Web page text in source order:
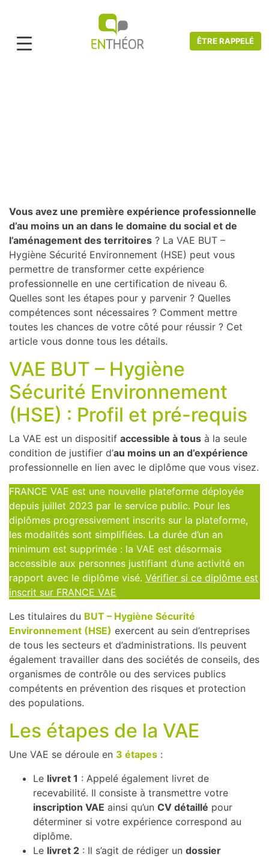
ÊTRE RAPPELÉ
Vous avez une première expérience professionnelle
d’au moins un an dans le domaine du social et de
l’aménagement des territoires ? La VAE BUT –
Hygiène Sécurité Environnement (HSE) peut vous
permettre de transformer cette expérience
professionnelle en une certification de niveau 6.
Quelles sont les étapes pour y parvenir ? Quelles
compétences sont nécessaires ? Comment mettre
toutes les chances de votre côté pour réussir ? Cet
article vous donne tous les détails.
VAE BUT – Hygiène
Sécurité Environnement
(HSE) : Profil et pré-requis
La VAE est un dispositif accessible à tous à la seule
condition de justifier d’au moins un an d’expérience
professionnelle en lien avec le diplôme que vous visez.
FRANCE VAE est une nouvelle plateforme déployée
depuis juillet 2023 par le service public. Pour les
diplômes progressivement inscrits sur la plateforme,
les modalités sont simplifiées. La durée d’un an
minimum est supprimée : la VAE est désormais
accessible aux personnes justifiant d’une activité en
rapport avec le diplôme visé. Vérifier si ce diplôme est
inscrit sur FRANCE VAE
Les titulaires du BUT – Hygiène Sécurité
Environnement (HSE) exercent au sein d’entreprises
de tous les secteurs et d’administrations. Ils peuvent
également travailler dans des sociétés de conseils, des
organismes de contrôle ou des services publics
compétents en prévention des risques et protection
des populations.
Les étapes de la VAE
Une VAE se déroule en 3 étapes :
Le livret 1 : Appelé également livret de
recevabilité. Il consiste à transmettre votre
inscription VAE ainsi qu’un CV détaillé pour
déterminer si votre expérience correspond au
diplôme.
Le livret 2 : Il s’agit de rédiger un dossier